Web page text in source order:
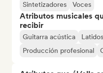
Sintetizadores
Voces
Atributos musicales
recibir
Guitarra acústica Latidos
Producción profesional